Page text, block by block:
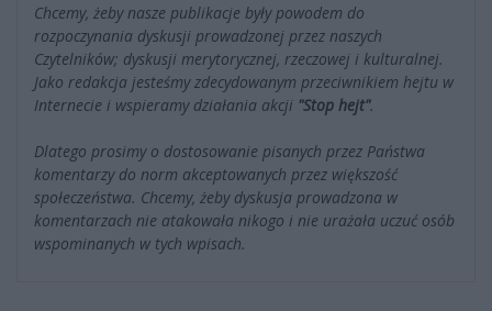
Chcemy, żeby nasze publikacje były powodem do
rozpoczynania dyskusji prowadzonej przez naszych
Czytelników; dyskusji merytorycznej, rzeczowej i kulturalnej.
Jako redakcja jesteśmy zdecydowanym przeciwnikiem hejtu w
Internecie i wspieramy działania akcji "Stop hejt".
Dlatego prosimy o dostosowanie pisanych przez Państwa
komentarzy do norm akceptowanych przez większość
społeczeństwa. Chcemy, żeby dyskusja prowadzona w
komentarzach nie atakowała nikogo i nie urażała uczuć osób
wspominanych w tych wpisach.